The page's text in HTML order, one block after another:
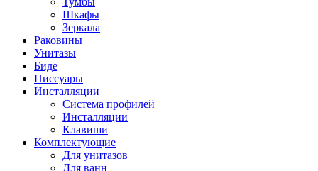
Шкафы
Зеркала
Раковины
Унитазы
Биде
Писсуары
Инсталляции
Система профилей
Инсталляции
Клавиши
Комплектующие
Для унитазов
Для ванн